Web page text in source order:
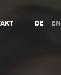
de en